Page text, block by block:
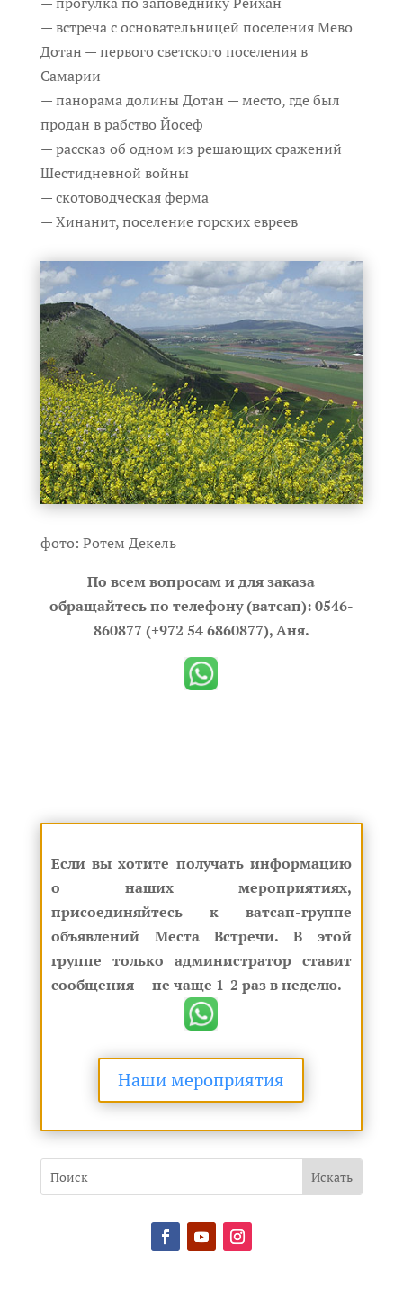
— встреча с основательницей поселения Мево
Дотан — первого светского поселения в
Самарии
— панорама долины Дотан — место, где был
продан в рабство Йосеф
— рассказ об одном из решающих сражений
Шестидневной войны
— скотоводческая ферма
— Хинанит, поселение горских евреев
фото: Ротем Декель
По всем вопросам и для заказа
обращайтесь по телефону (ватсап): 0546-
860877 (+972 54 6860877), Аня.
Если вы хотите получать информацию
о наших мероприятиях,
присоединяйтесь к ватсап-группе
объявлений Места Встречи. В этой
группе только администратор ставит
сообщения — не чаще 1-2 раз в неделю.
Наши мероприятия